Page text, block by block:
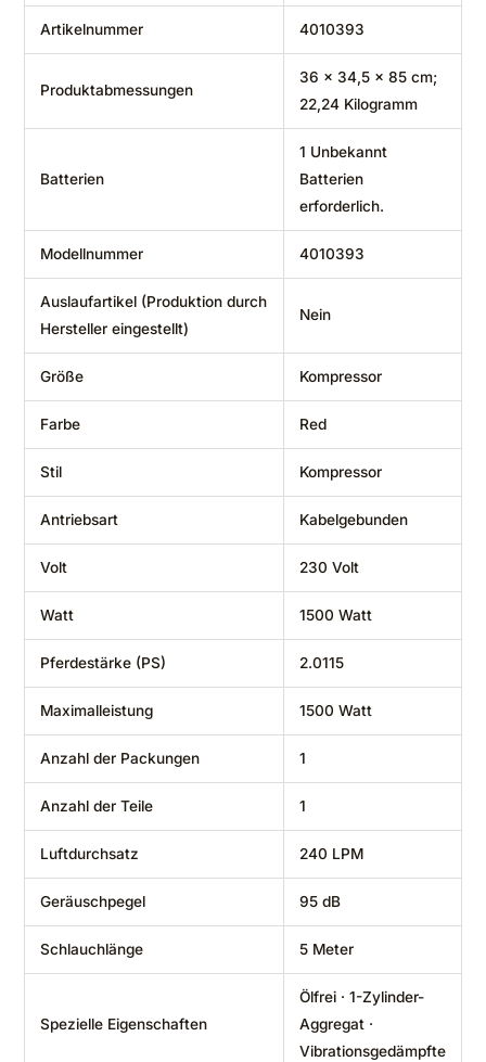
Artikelnummer ‎4010393
Produktabmessungen
‎36 x 34,5 x 85 cm;
22,24 Kilogramm
Batterien
‎1 Unbekannt
Batterien
erforderlich.
Modellnummer ‎4010393
Auslaufartikel (Produktion durch
Hersteller eingestellt)
‎Nein
Größe ‎Kompressor
Farbe ‎Red
Stil ‎Kompressor
Antriebsart ‎Kabelgebunden
Volt ‎230 Volt
Watt ‎1500 Watt
Pferdestärke (PS) ‎2.0115
Maximalleistung ‎1500 Watt
Anzahl der Packungen ‎1
Anzahl der Teile ‎1
Luftdurchsatz ‎240 LPM
Geräuschpegel ‎95 dB
Schlauchlänge ‎5 Meter
Spezielle Eigenschaften
‎Ölfrei · 1-Zylinder-
Aggregat ·
Vibrationsgedämpfte